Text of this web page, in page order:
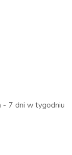
- 7 dni w tygodniu